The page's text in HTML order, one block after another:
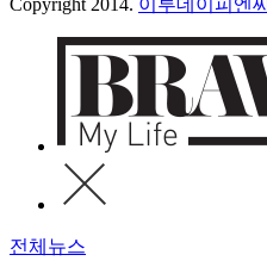
Copyright 2014. 이투데이피엔씨
전체뉴스